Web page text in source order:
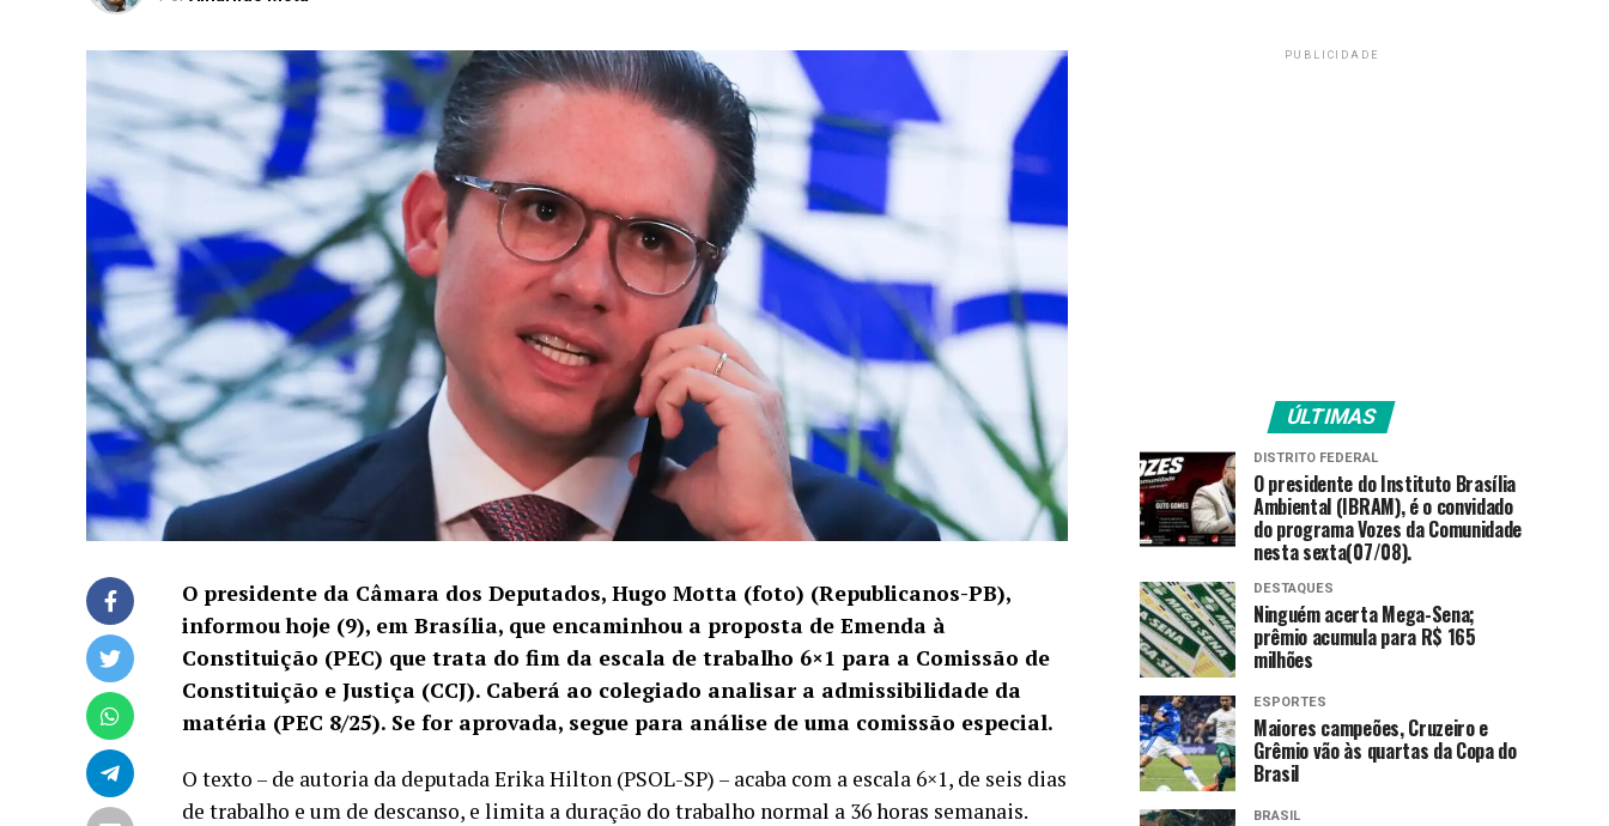
O presidente da Câmara dos Deputados, Hugo Motta (foto) (Republicanos-PB),
informou hoje (9), em Brasília, que encaminhou a proposta de Emenda à
Constituição (PEC) que trata do fim da escala de trabalho 6×1 para a Comissão de
Constituição e Justiça (CCJ). Caberá ao colegiado analisar a admissibilidade da
matéria (PEC 8/25). Se for aprovada, segue para análise de uma comissão especial.
O texto – de autoria da deputada Erika Hilton (PSOL-SP) – acaba com a escala 6×1, de seis dias
de trabalho e um de descanso, e limita a duração do trabalho normal a 36 horas semanais.
PUBLICIDADE
ÚLTIMAS
DISTRITO FEDERAL
O presidente do Instituto Brasília
Ambiental (IBRAM), é o convidado
do programa Vozes da Comunidade
nesta sexta(07/08).
DESTAQUES
Ninguém acerta Mega-Sena;
prêmio acumula para R$ 165
milhões
ESPORTES
Maiores campeões, Cruzeiro e
Grêmio vão às quartas da Copa do
Brasil
BRASIL